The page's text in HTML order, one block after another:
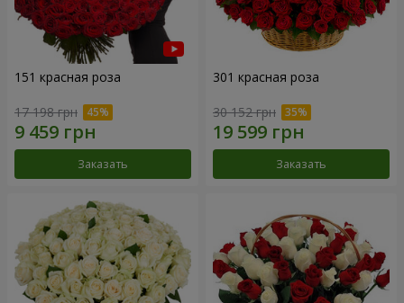
151 красная роза
17 198 грн
Заказать
301 красная роза
30 152 грн
Заказать